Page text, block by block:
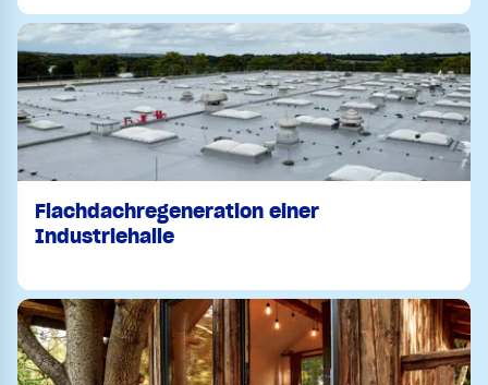
Flachdachregeneration einer
Industriehalle